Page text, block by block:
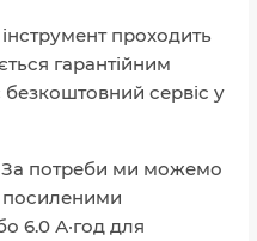
проходить
гарантійним
сервіс у
За потреби ми можемо
посиленими
6.0 А·год для